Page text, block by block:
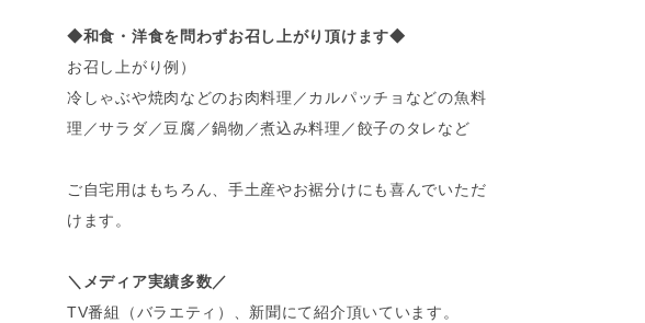
◆和食・洋食を問わずお召し上がり頂けます◆
お召し上がり例）
冷しゃぶや焼肉などのお肉料理／カルパッチョなどの魚料
理／サラダ／豆腐／鍋物／煮込み料理／餃子のタレなど
ご自宅用はもちろん、手土産やお裾分けにも喜んでいただ
けます。
＼メディア実績多数／
TV番組（バラエティ）、新聞にて紹介頂いています。